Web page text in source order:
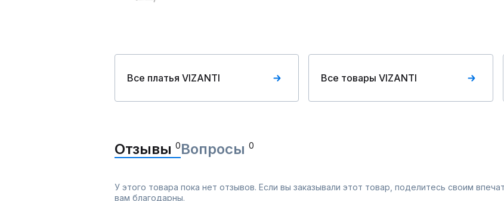
Все платья VIZANTI Все товары VIZANTI
Отзывы 0Вопросы 0
У этого товара пока нет отзывов. Если вы заказывали этот товар, поделитесь своим
вам благодарны.